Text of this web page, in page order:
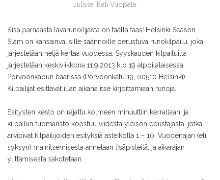
Juliste: Kati Vuopala
Kisa parhaasta lavarunoilijasta on täällä taas! Helsinki Season
Slam on kansainvälisille säännöille perustuva runokilpailu, joka
järjestetään neljä kertaa vuodessa. Syyskauden kilpailuilta
järjestetään keskiviikkona 11.9.2013 klo 19 alppilalaisessa
Porvoonkadun baarissa (Porvoonkatu 19, 00510 Helsinki).
Kilpailijat esittävät illan aikana itse kirjoittamiaan runoja.
Esitysten kesto on rajattu kolmeen minuuttiin kerrallaan, ja
kilpailun tuomaristo koostuu viidestä yleisön edustajasta, jotka
arvioivat kilpailijoiden esityksiä asteikolla 1 – 10. Vuodenajan (eli
syksyn) mainitsemisesta annetaan lisäpisteitä, ja aikarajan
ylittämisestä sakotetaan.